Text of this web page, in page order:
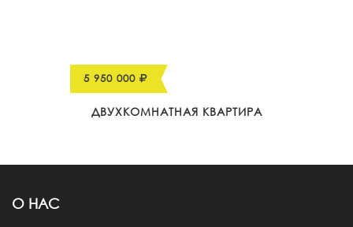
5 950 000
ДВУХКОМНАТНАЯ КВАРТИРА
О НАС